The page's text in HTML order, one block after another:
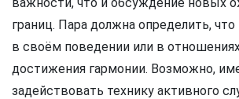
границ. Пара должна определить,
в своём поведении или в
достижения гармонии. Возможно,
задействовать технику активного